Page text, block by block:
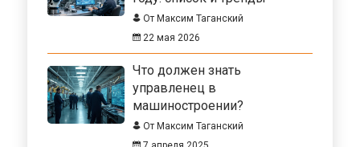
От Максим Таганский
22 мая 2026
Что должен знать
управленец в
машиностроении?
От Максим Таганский